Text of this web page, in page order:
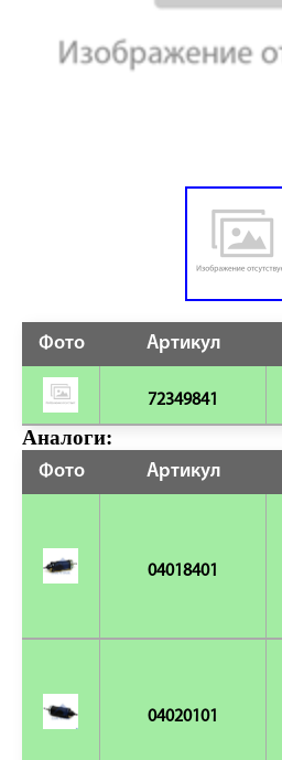
Фото Артикул
72349841
Аналоги:
Фото Артикул
04018401
04020101